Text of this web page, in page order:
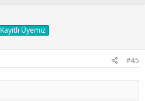
Kayıtlı Üyemiz
#45